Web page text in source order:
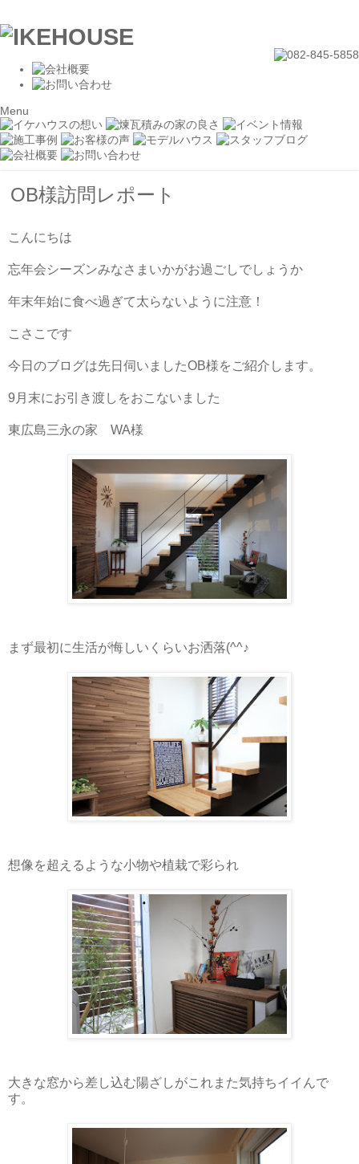
Menu
OB様訪問レポート
こんにちは
忘年会シーズンみなさまいかがお過ごしでしょうか
年末年始に食べ過ぎて太らないように注意！
こさこです
今日のブログは先日伺いましたOB様をご紹介します。
9月末にお引き渡しをおこないました
東広島三永の家 WA様
まず最初に生活が悔しいくらいお洒落(^^♪
想像を超えるような小物や植栽で彩られ
大きな窓から差し込む陽ざしがこれまた気持ちイイんで
す。